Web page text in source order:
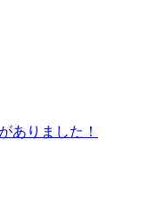
ありました！